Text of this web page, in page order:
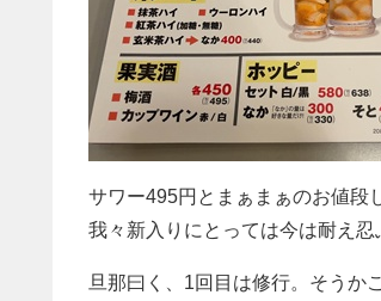
サワー495円とまぁまぁのお値段
我々新入りにとっては今は耐え忍
旦那曰く、1回目は修行。そうか